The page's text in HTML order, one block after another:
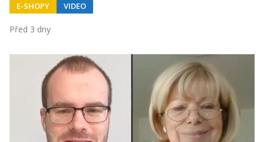
E-SHOPY VIDEO
Před 3 dny